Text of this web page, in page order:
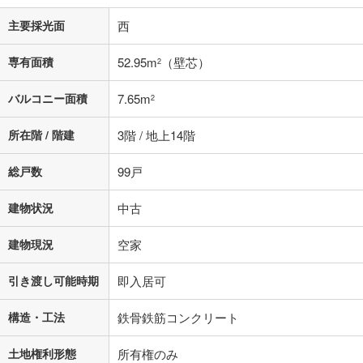
主要採光面 西
専有面積 52.95m2 （壁芯）
バルコニー面積 7.65m2
所在階 / 階建 3階 / 地上14階
総戸数 99戸
建物状況 中古
建物現況 空家
引き渡し可能時期 即入居可
構造・工法 鉄骨鉄筋コンクリート
土地権利形態 所有権のみ